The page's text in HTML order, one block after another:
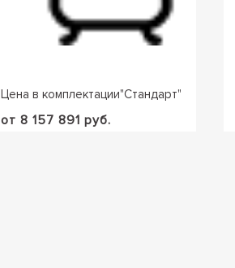
Цена в комплектации"Стандарт"
от 8 157 891 руб.